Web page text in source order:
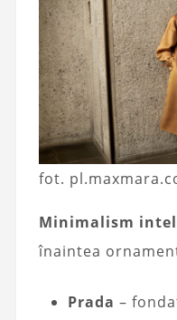
fot.
Minimalism
înaintea
Prada –